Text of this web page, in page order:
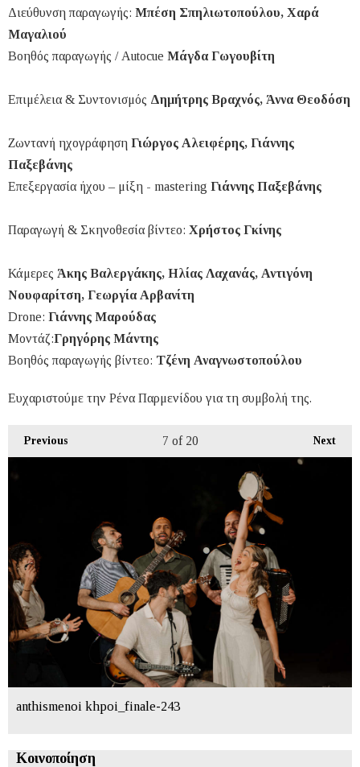
Διεύθυνση παραγωγής: Μπέση Σπηλιωτοπούλου, Χαρά
Μαγαλιού
Βοηθός παραγωγής / Αutocue Μάγδα Γωγουβίτη
Επιμέλεια & Συντονισμός Δημήτρης Βραχνός, Άννα Θεοδόση
Ζωντανή ηχογράφηση Γιώργος Αλειφέρης, Γιάννης
Παξεβάνης
Επεξεργασία ήχου – μίξη - mastering Γιάννης Παξεβάνης
Παραγωγή & Σκηνοθεσία βίντεο: Χρήστος Γκίνης
Κάμερες Άκης Βαλεργάκης, Ηλίας Λαχανάς, Αντιγόνη
Νουφαρίτση, Γεωργία Αρβανίτη
Drone: Γιάννης Μαρούδας
Μοντάζ:Γρηγόρης Μάντης
Βοηθός παραγωγής βίντεο: Τζένη Αναγνωστοπούλου
Ευχαριστούμε την Ρένα Παρμενίδου για τη συμβολή της.
Previous Next
7 of 20
anthismenoi khpoi_finale-243
Κοινοποίηση